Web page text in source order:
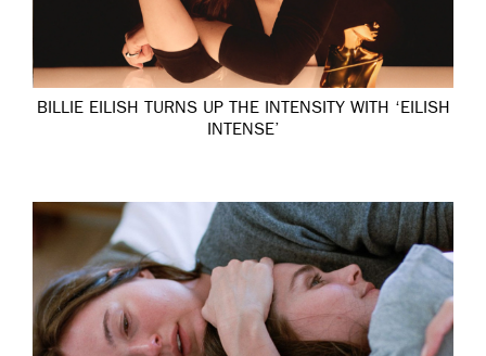
BILLIE EILISH TURNS UP THE INTENSITY WITH ‘EILISH
INTENSE’